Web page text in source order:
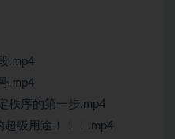
.mp4
.mp4
秩序的第一步.mp4
超级用途！！！.mp4